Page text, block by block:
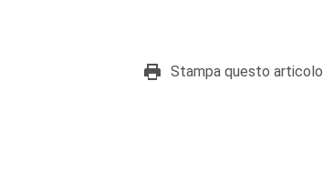
Stampa questo articolo